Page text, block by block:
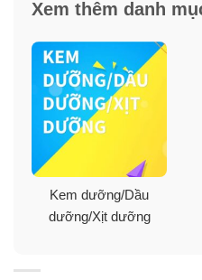
Xem thêm danh
Kem dưỡng/Dầu
dưỡng/Xịt dưỡng